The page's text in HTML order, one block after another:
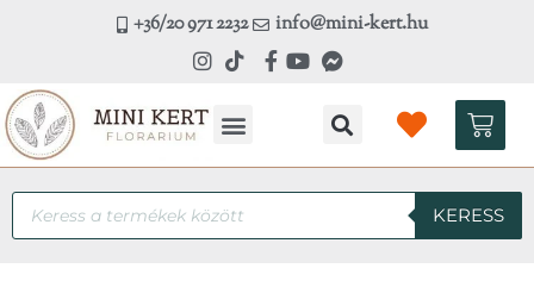
+36/20 971 2232 info@mini-kert.hu
Products
search
KERESS